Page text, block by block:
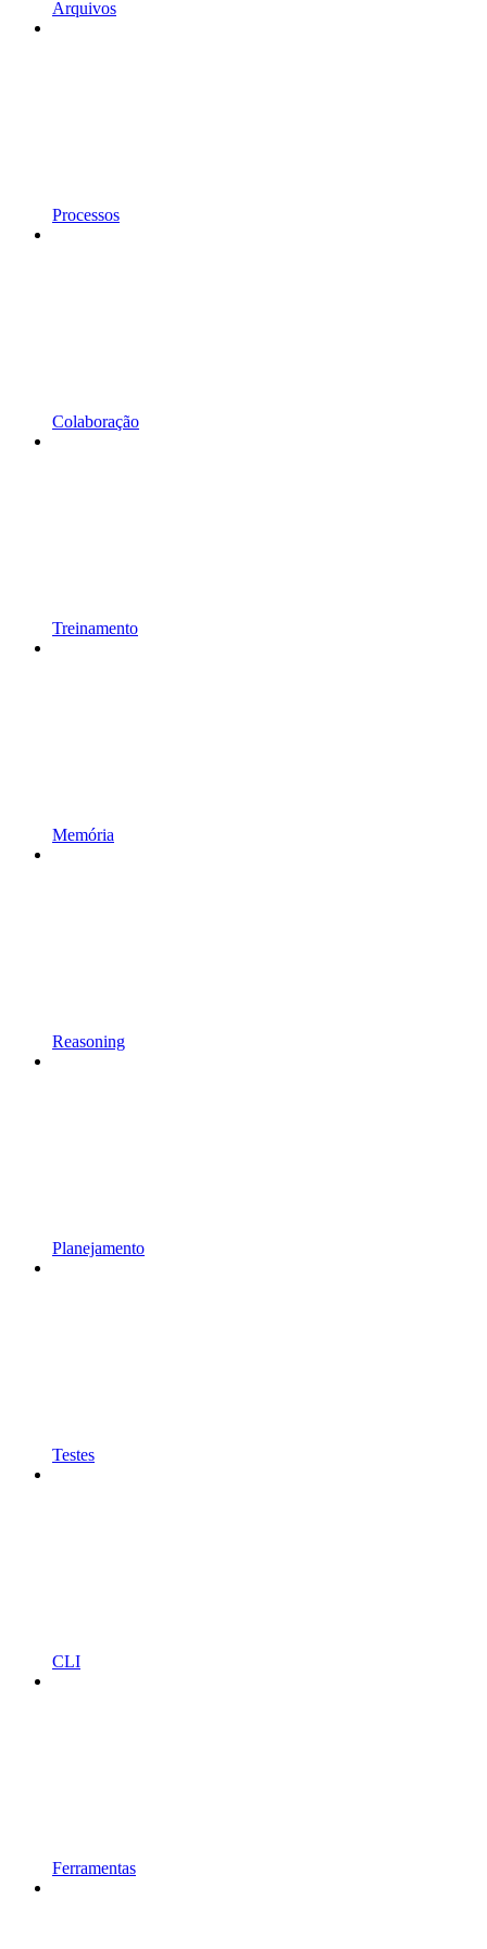
Arquivos
Processos
Colaboração
Treinamento
Memória
Reasoning
Planejamento
Testes
CLI
Ferramentas